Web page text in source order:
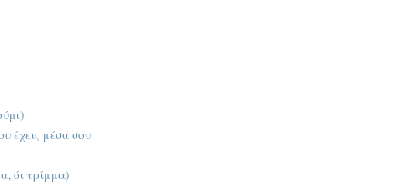
έχεις μέσα σου
όι τρίμμα)